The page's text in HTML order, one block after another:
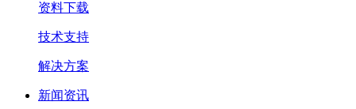
资料下载
技术支持
解决方案
新闻资讯